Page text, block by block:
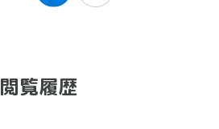
閲覧履歴